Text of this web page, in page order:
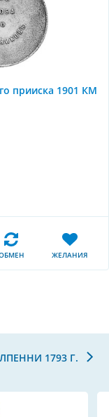
прииска 1901 КМ
ЖЕЛАНИЯ
1793 Г.